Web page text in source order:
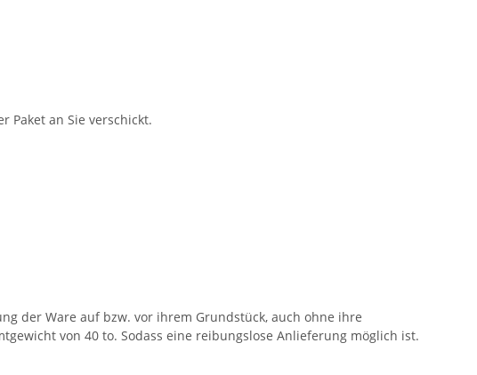
Paket an Sie verschickt.
der Ware auf bzw. vor ihrem Grundstück, auch ohne ihre
von 40 to. Sodass eine reibungslose Anlieferung möglich ist.